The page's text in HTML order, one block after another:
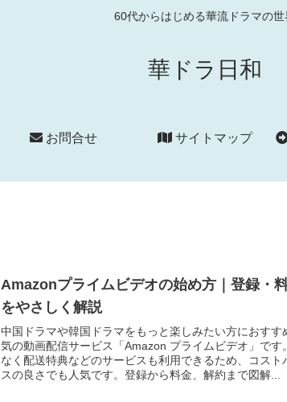
60代からはじめる華流ドラマの世
華ドラ日和
お問合せ サイトマップ
Amazonプライムビデオの始め方｜登録・
をやさしく解説
中国ドラマや韓国ドラマをもっと楽しみたい方におすす
気の動画配信サービス「Amazon プライムビデオ」です
なく配送特典などのサービスも利用できるため、コスト
スの良さでも人気です。登録から料金、解約まで図解...